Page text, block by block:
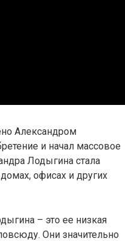
Александром
и начал массовое
Лодыгина стала
офисах и других
– это ее низкая
Они значительно